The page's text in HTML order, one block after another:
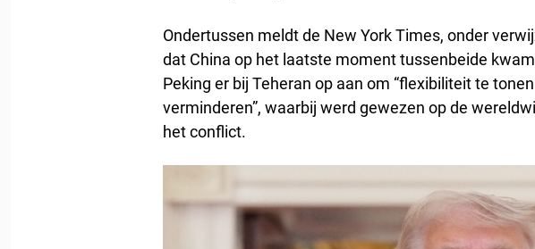
Ondertussen meldt de New York Times, onder
dat China op het laatste moment tussenbeide
Peking er bij Teheran op aan om “flexibiliteit te
verminderen”, waarbij werd gewezen op de
het conflict.